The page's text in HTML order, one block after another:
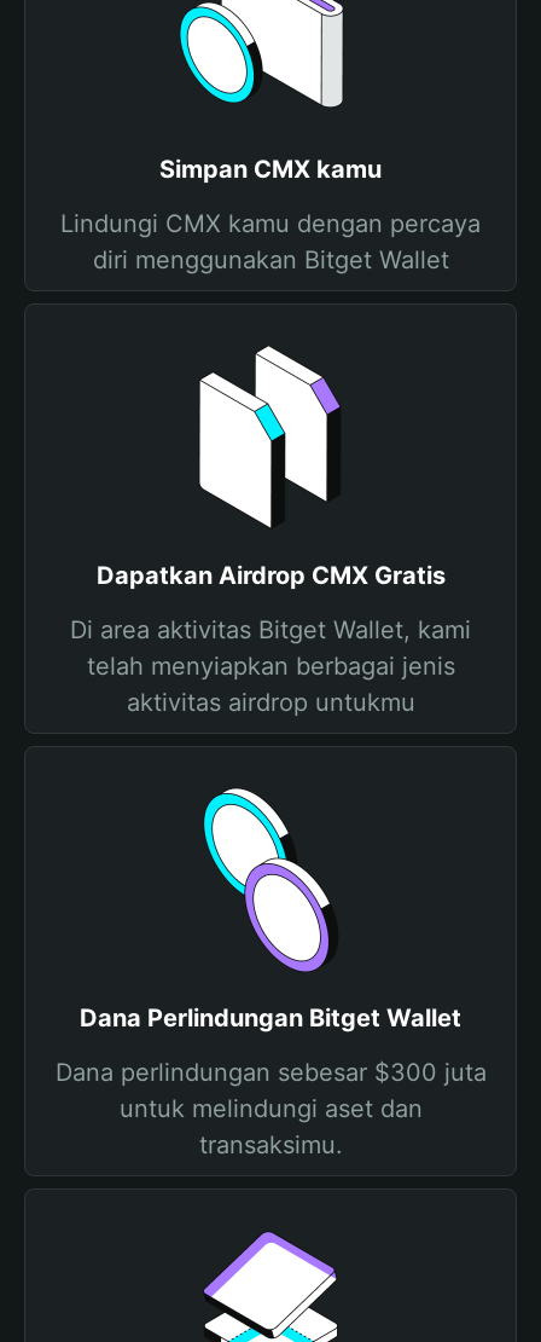
Simpan CMX kamu
Lindungi CMX kamu dengan percaya
diri menggunakan Bitget Wallet
Dapatkan Airdrop CMX Gratis
Di area aktivitas Bitget Wallet, kami
telah menyiapkan berbagai jenis
aktivitas airdrop untukmu
Dana Perlindungan Bitget Wallet
Dana perlindungan sebesar $300 juta
untuk melindungi aset dan
transaksimu.